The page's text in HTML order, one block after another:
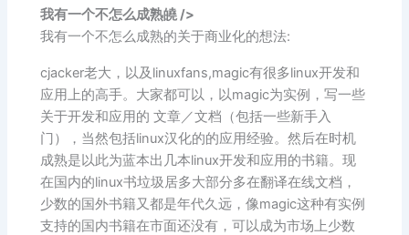
我有一个不怎么成熟皢 />
我有一个不怎么成熟的关于商业化的想法:
cjacker老大，以及linuxfans,magic有很多linux开发和
应用上的高手。大家都可以，以magic为实例，写一些
关于开发和应用的 文章／文档（包括一些新手入
门），当然包括linux汉化的的应用经验。然后在时机
成熟是以此为蓝本出几本linux开发和应用的书籍。现
在国内的linux书垃圾居多大部分多在翻译在线文档，
少数的国外书籍又都是年代久远，像magic这种有实例
支持的国内书籍在市面还没有，可以成为市场上少数